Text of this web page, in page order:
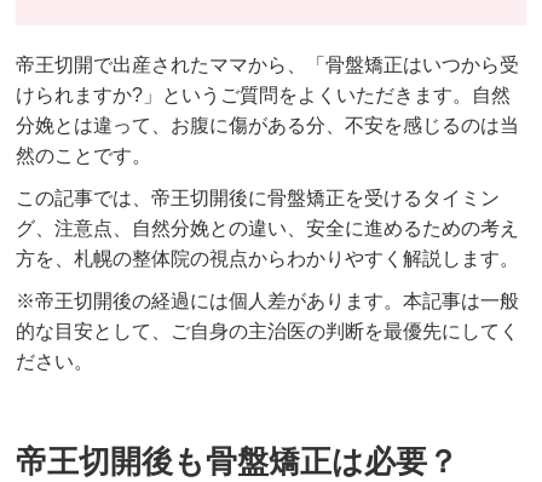
帝王切開で出産されたママから、「骨盤矯正はいつから受
けられますか?」というご質問をよくいただきます。自然
分娩とは違って、お腹に傷がある分、不安を感じるのは当
然のことです。
この記事では、帝王切開後に骨盤矯正を受けるタイミン
グ、注意点、自然分娩との違い、安全に進めるための考え
方を、札幌の整体院の視点からわかりやすく解説します。
※帝王切開後の経過には個人差があります。本記事は一般
的な目安として、ご自身の主治医の判断を最優先にしてく
ださい。
帝王切開後も骨盤矯正は必要？